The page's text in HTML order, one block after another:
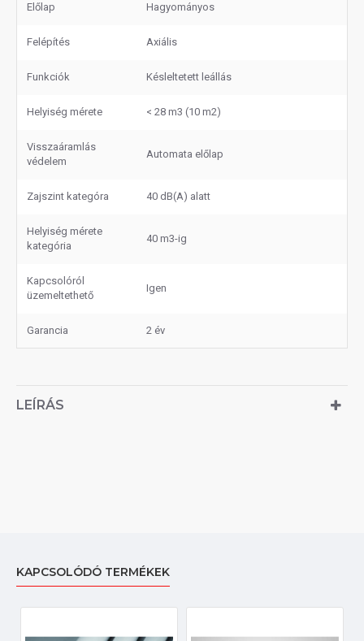
Előlap Hagyományos
Felépítés Axiális
Funkciók Késleltetett leállás
Helyiség mérete < 28 m3 (10 m2)
Visszaáramlás
védelem
Automata előlap
Zajszint kategóra 40 dB(A) alatt
Helyiség mérete
kategória
40 m3-ig
Kapcsolóról
üzemeltethető
Igen
Garancia 2 év
LEÍRÁS
KAPCSOLÓDÓ TERMÉKEK